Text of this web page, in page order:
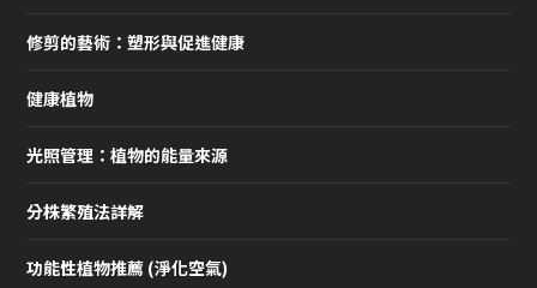
修剪的藝術：塑形與促進健康
健康植物
光照管理：植物的能量來源
分株繁殖法詳解
功能性植物推薦 (淨化空氣)